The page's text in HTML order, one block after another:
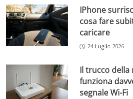
IPhone
cosa fare
caricare
24 Luglio 2026
Il trucco
funziona
segnale Wi-Fi